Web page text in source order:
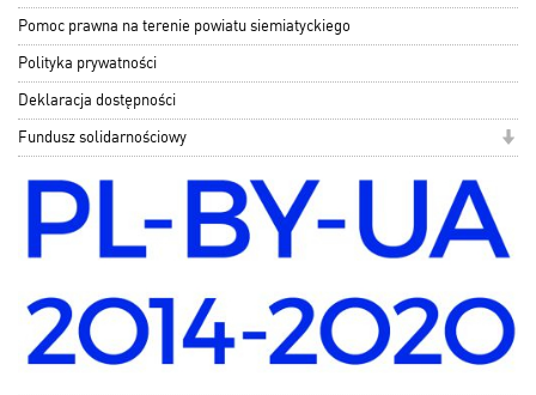
Pomoc prawna na terenie powiatu siemiatyckiego
Polityka prywatności
Deklaracja dostępności
Fundusz solidarnościowy